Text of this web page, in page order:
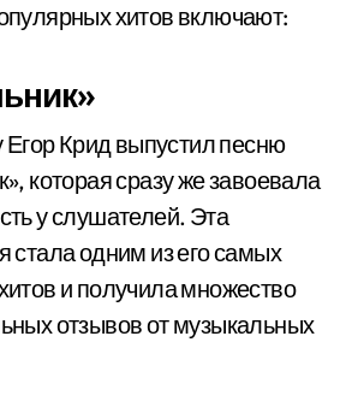
хитов включают:
которая сразу же завоевала
у слушателей. Эта
стала одним из его самых
и получила множество
отзывов от музыкальных